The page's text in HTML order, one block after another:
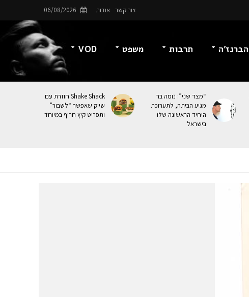
צור קשר אודות 06/08/2026
הברנז’ה תרבות משפט VOD
“מצד שני”: נומה בר
מגיע הביתה, לתערוכת
היחיד הראשונה שלו
בישראל
Shake Shack חוזרת עם
שייק שאפשר “לשבור”
ותפריט קיץ חריף במיוחד